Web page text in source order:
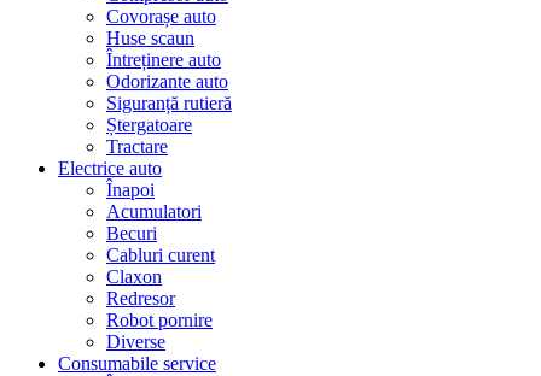
Covorașe auto
Huse scaun
Întreținere auto
Odorizante auto
Siguranță rutieră
Ștergatoare
Tractare
Electrice auto
Înapoi
Acumulatori
Becuri
Cabluri curent
Claxon
Redresor
Robot pornire
Diverse
Consumabile service